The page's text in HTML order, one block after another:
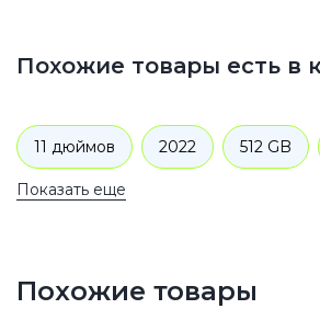
Похожие товары есть в
11 дюймов 2022 512 GB
Wi-Fi Планшеты
Показать еще
Похожие товары